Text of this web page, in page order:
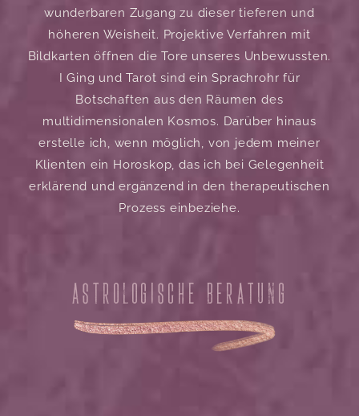
wunderbaren Zugang zu dieser tieferen und
höheren Weisheit. Projektive Verfahren mit
Bildkarten öffnen die Tore unseres Unbewussten.
I Ging und Tarot sind ein Sprachrohr für
Botschaften aus den Räumen des
multidimensionalen Kosmos. Darüber hinaus
erstelle ich, wenn möglich, von jedem meiner
Klienten ein Horoskop, das ich bei Gelegenheit
erklärend und ergänzend in den therapeutischen
Prozess einbeziehe.
ASTROLOGISCHE BERATUNG